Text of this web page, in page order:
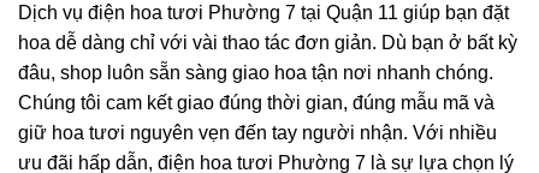
Dịch vụ điện hoa tươi Phường 7 tại Quận 11 giúp bạn đặt
hoa dễ dàng chỉ với vài thao tác đơn giản. Dù bạn ở bất kỳ
đâu, shop luôn sẵn sàng giao hoa tận nơi nhanh chóng.
Chúng tôi cam kết giao đúng thời gian, đúng mẫu mã và
giữ hoa tươi nguyên vẹn đến tay người nhận. Với nhiều
ưu đãi hấp dẫn, điện hoa tươi Phường 7 là sự lựa chọn lý